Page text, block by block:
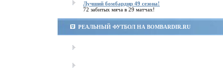
Лучший бомбардир 49 сезона!
72 забитых мяча в 29 матчах!
РЕАЛЬНЫЙ ФУТБОЛ НА BOMBARDIR.RU